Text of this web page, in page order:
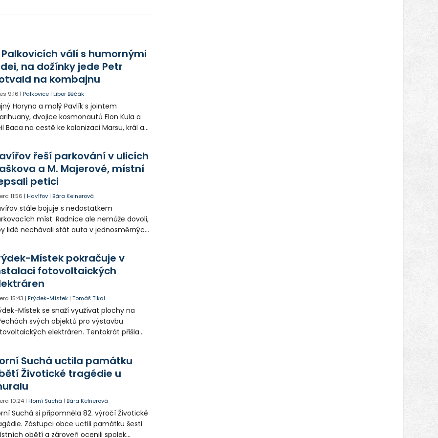
v konverzacích prosit o peníze. Než
Palkovicích válí s humornými
na dožínky jede Petr
na kombajnu
9:16 |Palkovice |Libor Běčák
Horyna a malý Pavlík s jointem
dvojice kosmonautů Elon Kula a
Baca na cestě ke kolonizaci Marsu, král a
a místostarosta David Kula.
řeší parkování v ulicích
a M. Majerové, místní
petici
11:56 |Havířov |Bára Kelnerová
stále bojuje s nedostatkem
míst. Radnice ale nemůže dovoli,
lidé nechávali stát auta v jednosměrných
se teď řeší v jednom vnitrobloku, kde
někteří obyvatelé rozhodli sepsat petici.
Místek pokračuje v
fotovoltaických
15:43 |Frýdek-Místek |Tomáš Tikal
Místek se snaží využívat plochy na
svých objektů pro výstavbu
elektráren. Tentokrát přišla
Suchá uctila památku
Životické tragédie u
10:24 |Horní Suchá |Bára Kelnerová
Suchá si připomněla 82. výročí Životické
Zástupci obce uctili památku šesti
obětí a zároveň ocenili spolek